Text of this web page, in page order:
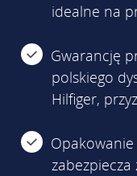
idealne na
Gwarancję
polskiego
Hilfiger,